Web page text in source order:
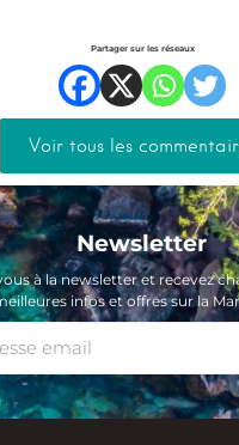
Partager sur les réseaux
Voir tous les
Newsletter
à la newsletter et recevez
infos et offres sur la